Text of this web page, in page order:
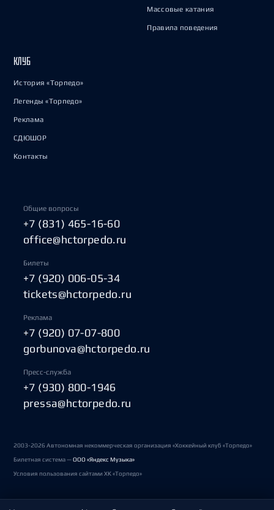
Массовые катания
Правила поведения
КЛУБ
История «Торпедо»
Легенды «Торпедо»
Реклама
СДЮШОР
Контакты
Общие вопросы
+7 (831) 465-16-60
office@hctorpedo.ru
Билеты
+7 (920) 006-05-34
tickets@hctorpedo.ru
Реклама
+7 (920) 07-07-800
gorbunova@hctorpedo.ru
Пресс-служба
+7 (930) 800-1946
pressa@hctorpedo.ru
2003-2026 Автономная некоммерческая организация «Хоккейный клуб «Торпедо»
Билетная система —ООО «Яндекс Музыка»
Условия пользования сайтами ХК «Торпедо»